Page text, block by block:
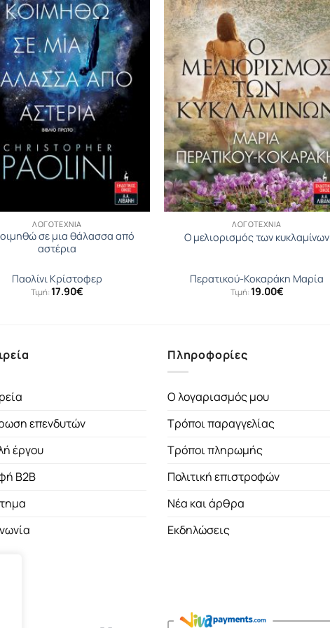
ΛΟΓΟΤΕΧΝΊΑ
σε μια θάλασσα από
αστέρια
Παολίνι Κρίστοφερ
Τιμή:17.90€
ΛΟΓΟΤΕΧΝΊΑ
Ο μελιορισμός των κυκλαμίνων
Περατικού-Κοκαράκη Μαρία
Τιμή:19.00€
επενδυτών
έργου
B2B
Πληροφορίες
Ο λογαριασμός μου
Τρόποι παραγγελίας
Τρόποι πληρωμής
Πολιτική επιστροφών
Νέα και άρθρα
Εκδηλώσεις